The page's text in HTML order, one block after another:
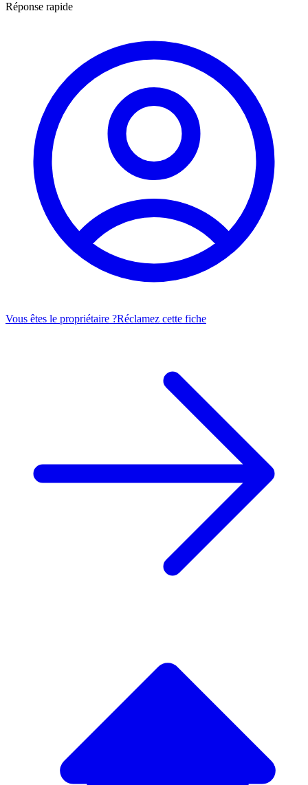
Réponse rapide
Vous êtes le propriétaire ?Réclamez cette fiche